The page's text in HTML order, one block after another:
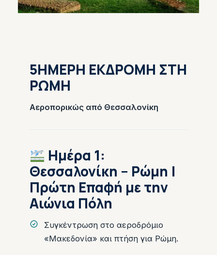
5ΗΜΕΡΗ ΕΚΔΡΟΜΗ ΣΤΗ
ΡΩΜΗ
Αεροπορικώς από Θεσσαλονίκη
Ημέρα 1:
Θεσσαλονίκη – Ρώμη |
Πρώτη Επαφή με την
Αιώνια Πόλη
Συγκέντρωση στο αεροδρόμιο
«Μακεδονία» και πτήση για Ρώμη.